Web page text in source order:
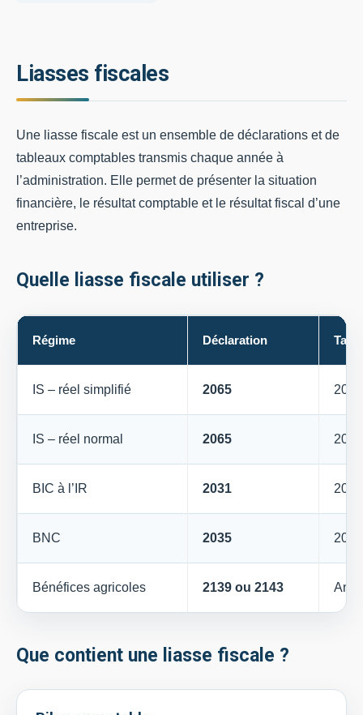
Liasses fiscales
Une liasse fiscale est un ensemble de déclarations et de
tableaux comptables transmis chaque année à
l’administration. Elle permet de présenter la situation
financière, le résultat comptable et le résultat fiscal d’une
entreprise.
Quelle liasse fiscale utiliser ?
Régime Déclaration
IS – réel simplifié 2065
IS – réel normal 2065
BIC à l’IR 2031
BNC 2035
Bénéfices agricoles 2139 ou 2143
Que contient une liasse fiscale ?